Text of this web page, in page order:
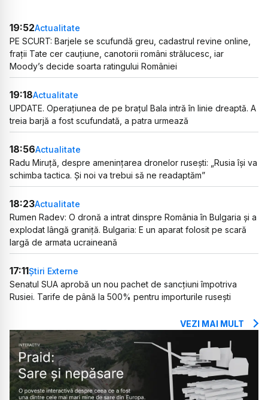
19:52Actualitate
PE SCURT: Barjele se scufundă greu, cadastrul revine online,
frații Tate cer cauțiune, canotorii români strălucesc, iar
Moody’s decide soarta ratingului României
19:18Actualitate
UPDATE. Operațiunea de pe brațul Bala intră în linie dreaptă. A
treia barjă a fost scufundată, a patra urmează
18:56Actualitate
Radu Miruță, despre amenințarea dronelor rusești: „Rusia își va
schimba tactica. Și noi va trebui să ne readaptăm”
18:23Actualitate
Rumen Radev: O dronă a intrat dinspre România în Bulgaria și a
explodat lângă graniță. Bulgaria: E un aparat folosit pe scară
largă de armata ucraineană
17:11Știri Externe
Senatul SUA aprobă un nou pachet de sancțiuni împotriva
Rusiei. Tarife de până la 500% pentru importurile rusești
VEZI MAI MULT